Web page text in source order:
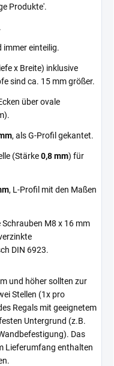
Produkte'.
immer einteilig.
x Breite) inklusive
sind ca. 15 mm größer.
über ovale
, als G-Profil gekantet.
(Stärke0,8 mm) für
, L-Profil mit den Maßen
Schrauben M8 x 16 mm
DIN 6923.
und höher sollten zur
Stellen (1x pro
Regals mit geeignetem
Untergrund (z.B.
Das
Lieferumfang enthalten